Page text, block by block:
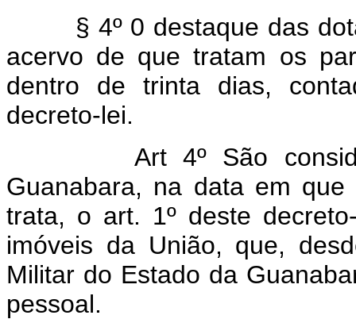
§ 4º 0 destaque das
acervo de que tratam os
dentro de trinta dias,
decreto-lei.
Art 4º São
Guanabara, na data em
trata, o art. 1º deste
imóveis da União, que,
Militar do Estado da
pessoal.